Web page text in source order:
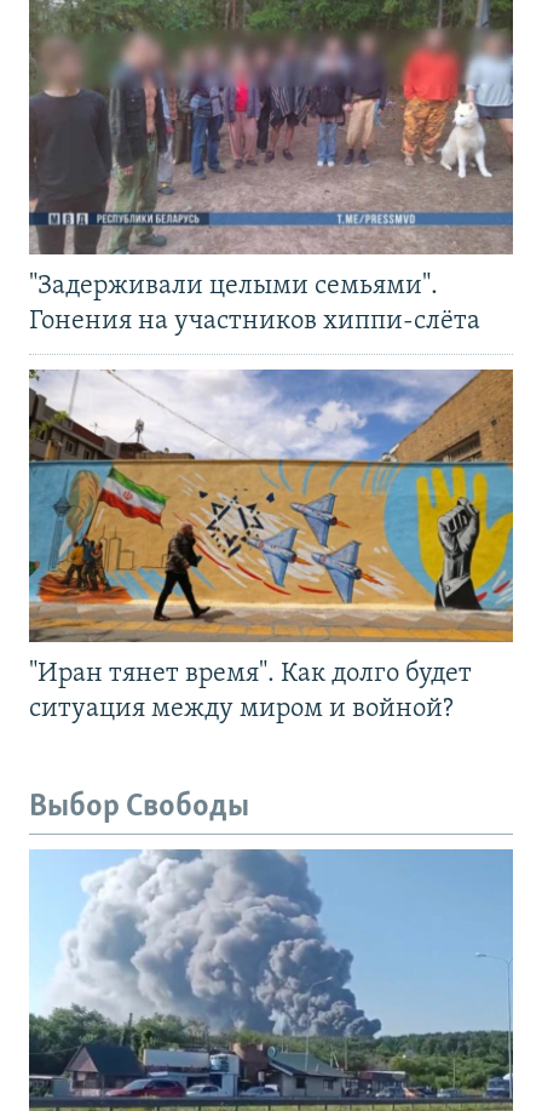
"Задерживали целыми семьями".
Гонения на участников хиппи-слёта
"Иран тянет время". Как долго будет
ситуация между миром и войной?
Выбор Свободы